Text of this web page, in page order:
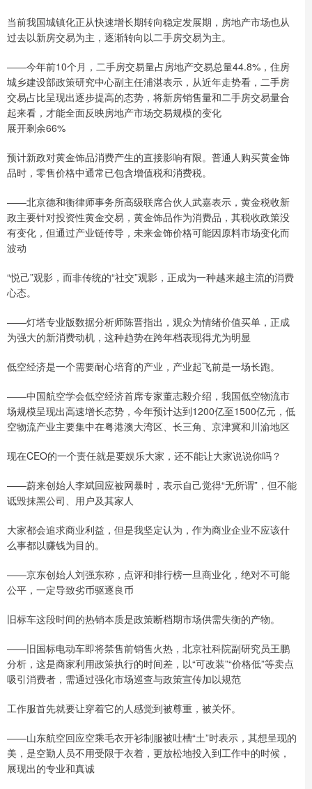
当前我国城镇化正从快速增长期转向稳定发展期，房地产市场也从
过去以新房交易为主，逐渐转向以二手房交易为主。
——今年前10个月，二手房交易量占房地产交易总量44.8%，住房
城乡建设部政策研究中心副主任浦湛表示，从近年走势看，二手房
交易占比呈现出逐步提高的态势，将新房销售量和二手房交易量合
起来看，才能全面反映房地产市场交易规模的变化
展开剩余66%
预计新政对黄金饰品消费产生的直接影响有限。普通人购买黄金饰
品时，零售价格中通常已包含增值税和消费税。
——北京德和衡律师事务所高级联席合伙人武嘉表示，黄金税收新
政主要针对投资性黄金交易，黄金饰品作为消费品，其税收政策没
有变化，但通过产业链传导，未来金饰价格可能因原料市场变化而
波动
“悦己”观影，而非传统的“社交”观影，正成为一种越来越主流的消费
心态。
——灯塔专业版数据分析师陈晋指出，观众为情绪价值买单，正成
为强大的新消费动机，这种趋势在跨年档表现得尤为明显
低空经济是一个需要耐心培育的产业，产业起飞前是一场长跑。
——中国航空学会低空经济首席专家董志毅介绍，我国低空物流市
场规模呈现出高速增长态势，今年预计达到1200亿至1500亿元，低
空物流产业主要集中在粤港澳大湾区、长三角、京津冀和川渝地区
现在CEO的一个责任就是要娱乐大家，还不能让大家说说你吗？
——蔚来创始人李斌回应被网暴时，表示自己觉得“无所谓”，但不能
诋毁抹黑公司、用户及其家人
大家都会追求商业利益，但是我坚定认为，作为商业企业不应该什
么事都以赚钱为目的。
——京东创始人刘强东称，点评和排行榜一旦商业化，绝对不可能
公平，一定导致劣币驱逐良币
旧标车这段时间的热销本质是政策断档期市场供需失衡的产物。
——旧国标电动车即将禁售前销售火热，北京社科院副研究员王鹏
分析，这是商家利用政策执行的时间差，以“可改装”“价格低”等卖点
吸引消费者，需通过强化市场巡查与政策宣传加以规范
工作服首先就要让穿着它的人感觉到被尊重，被关怀。
——山东航空回应空乘毛衣开衫制服被吐槽“土”时表示，其想呈现的
美，是空勤人员不用受限于衣着，更放松地投入到工作中的时候，
展现出的专业和真诚